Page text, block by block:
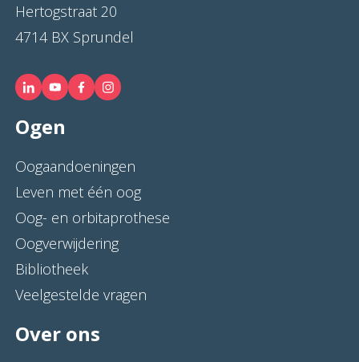
Hertogstraat 20
4714 BX Sprundel
Ogen
Oogaandoeningen
Leven met één oog
Oog- en orbitaprothese
Oogverwijdering
Bibliotheek
Veelgestelde vragen
Over ons